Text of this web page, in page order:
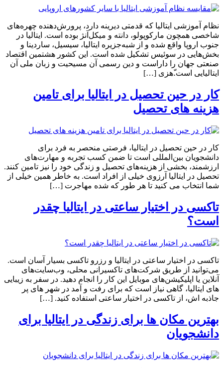
نظام آموزشی ایتالیا که قدمتی دیرینه دارد، پرورش‌دهنده چهره‌های
شاخصی همچون مارکوپولو، دانته و میکل‌آنژ بوده است. ایتالیا در
جنوب اروپا واقع شده و از شبه‌جزیره ایتالیا، سیسیل، ساردینا و
بخش‌هایی در سوئیس تشکیل شده است. این کشور هشتمین اقتصاد
صنعتی جهان را داراست و دین رسمی آن مسیحیت و زبان ملی آن
ایتالیایی است.ّهزی […]
کار در حین تحصیل در ایتالیا برای تامین
هزینه های تحصیل
کار در حین تحصیل در ایتالیا، فرصتی منحصر به فرد برای
دانشجویان بین‌المللی است تا ضمن کسب تجربه و مهارت‌های
ارزشمند، بخشی از هزینه‌های تحصیل و زندگی خود را نیز تامین کنند.
تحصیل در ایتالیا آرزوی خیلی از افراد است. به خاطر همین خیلی از
شما انتخاب می‌ کنید تا هر طور که شده مهاجرت […]
تاکسی در اختیار ساعتی در ایتالیا چقدر
است؟
تاکسی در اختیار ساعتی در ایتالیا و رزرو تاکسی بسیار آسان است.
می‌توانید از طریق شرکت‌های تاکسیرانی محلی، وب‌سایت‌های
آنلاین یا اپلیکیشن‌های موبایل این کار را انجام دهید. در سفر به زیبایی
‌های ایتالیا، گاهی نیاز است که برای رفت و آمد در شهر های پر
جاذبه ‌اش، از تاکسی در اختیار ساعتی استفاده کنید. […]
بهترین مکان ها برای زندگی در ایتالیا برای
دانشجویان